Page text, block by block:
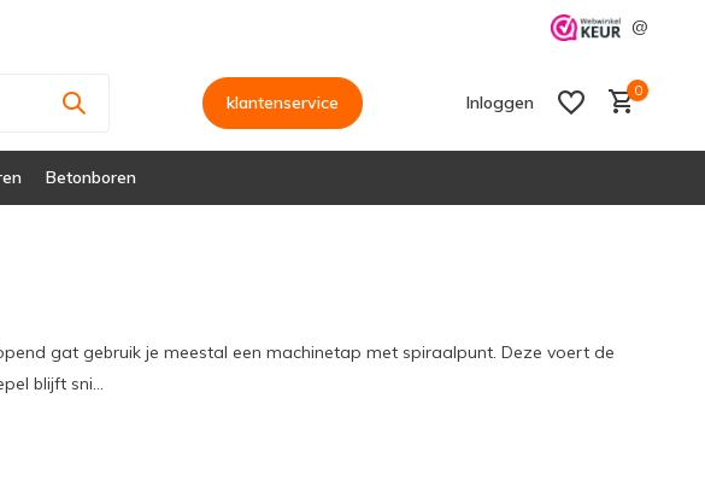
@
klantenservice Inloggen
0
Betonboren
gat gebruik je meestal een machinetap met spiraalpunt. Deze voert de
blijft sni...